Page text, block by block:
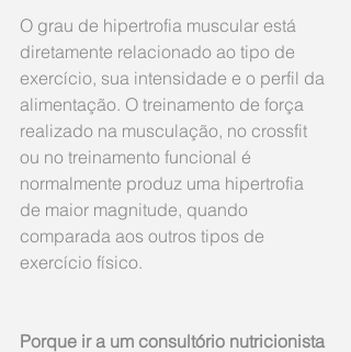
O grau de hipertrofia muscular está
diretamente relacionado ao tipo de
exercício, sua intensidade e o perfil da
alimentação. O treinamento de força
realizado na musculação, no crossfit
ou no treinamento funcional é
normalmente produz uma hipertrofia
de maior magnitude, quando
comparada aos outros tipos de
exercício físico.
Porque ir a um consultório nutricionista